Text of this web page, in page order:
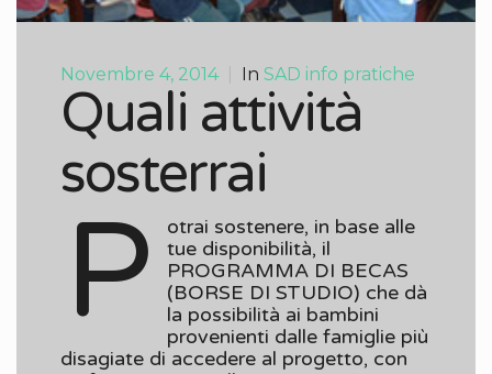
Novembre 4, 2014 In SAD info pratiche
Quali attività
sosterrai
P
otrai sostenere, in base alle
tue disponibilità, il
PROGRAMMA DI BECAS
(BORSE DI STUDIO) che dà
la possibilità ai bambini
provenienti dalle famiglie più
disagiate di accedere al progetto, con